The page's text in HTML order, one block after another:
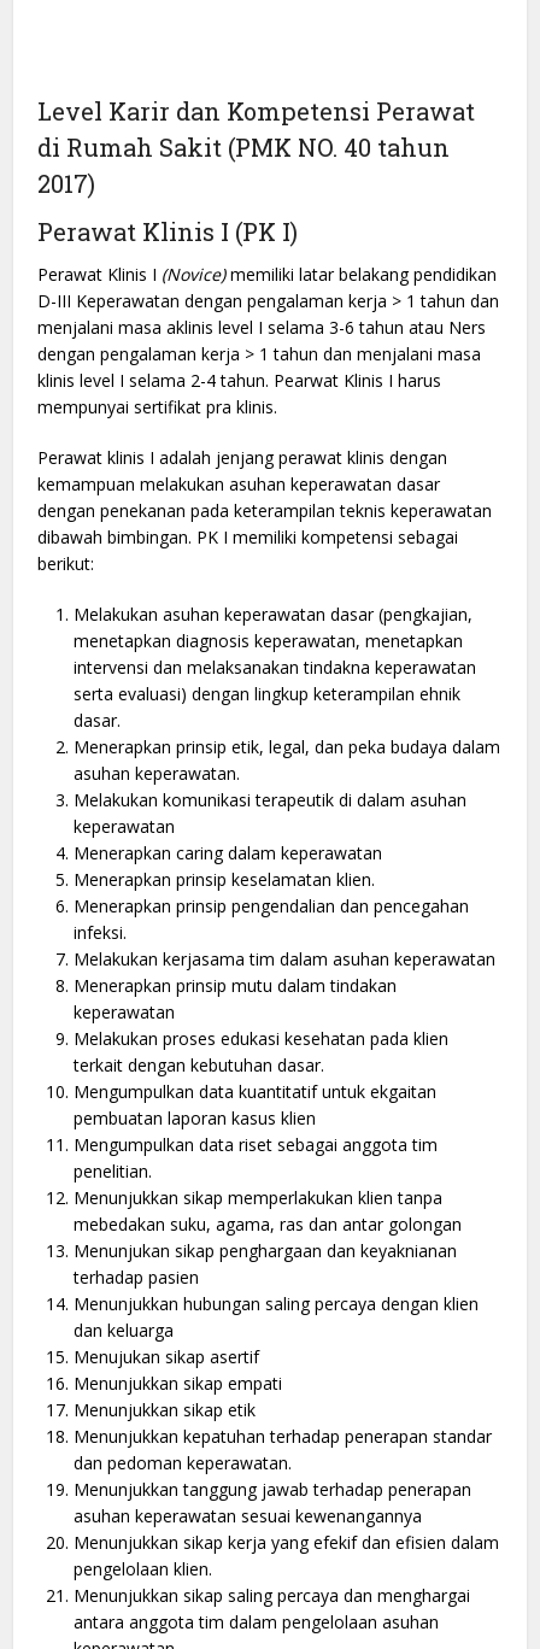
Level Karir dan Kompetensi Perawat
di Rumah Sakit (PMK NO. 40 tahun
2017)
Perawat Klinis I (PK I)
Perawat Klinis I (Novice)memiliki latar belakang pendidikan
D-III Keperawatan dengan pengalaman kerja > 1 tahun dan
menjalani masa aklinis level I selama 3-6 tahun atau Ners
dengan pengalaman kerja > 1 tahun dan menjalani masa
klinis level I selama 2-4 tahun. Pearwat Klinis I harus
mempunyai sertifikat pra klinis.
Perawat klinis I adalah jenjang perawat klinis dengan
kemampuan melakukan asuhan keperawatan dasar
dengan penekanan pada keterampilan teknis keperawatan
dibawah bimbingan. PK I memiliki kompetensi sebagai
berikut:
Melakukan asuhan keperawatan dasar (pengkajian,
menetapkan diagnosis keperawatan, menetapkan
intervensi dan melaksanakan tindakna keperawatan
serta evaluasi) dengan lingkup keterampilan ehnik
dasar.
Menerapkan prinsip etik, legal, dan peka budaya dalam
asuhan keperawatan.
Melakukan komunikasi terapeutik di dalam asuhan
keperawatan
Menerapkan caring dalam keperawatan
Menerapkan prinsip keselamatan klien.
Menerapkan prinsip pengendalian dan pencegahan
infeksi.
Melakukan kerjasama tim dalam asuhan keperawatan
Menerapkan prinsip mutu dalam tindakan
keperawatan
Melakukan proses edukasi kesehatan pada klien
terkait dengan kebutuhan dasar.
Mengumpulkan data kuantitatif untuk ekgaitan
pembuatan laporan kasus klien
Mengumpulkan data riset sebagai anggota tim
penelitian.
Menunjukkan sikap memperlakukan klien tanpa
mebedakan suku, agama, ras dan antar golongan
Menunjukan sikap penghargaan dan keyaknianan
terhadap pasien
Menunjukkan hubungan saling percaya dengan klien
dan keluarga
Menujukan sikap asertif
Menunjukkan sikap empati
Menunjukkan sikap etik
Menunjukkan kepatuhan terhadap penerapan standar
dan pedoman keperawatan.
Menunjukkan tanggung jawab terhadap penerapan
asuhan keperawatan sesuai kewenangannya
Menunjukkan sikap kerja yang efekif dan efisien dalam
pengelolaan klien.
Menunjukkan sikap saling percaya dan menghargai
antara anggota tim dalam pengelolaan asuhan